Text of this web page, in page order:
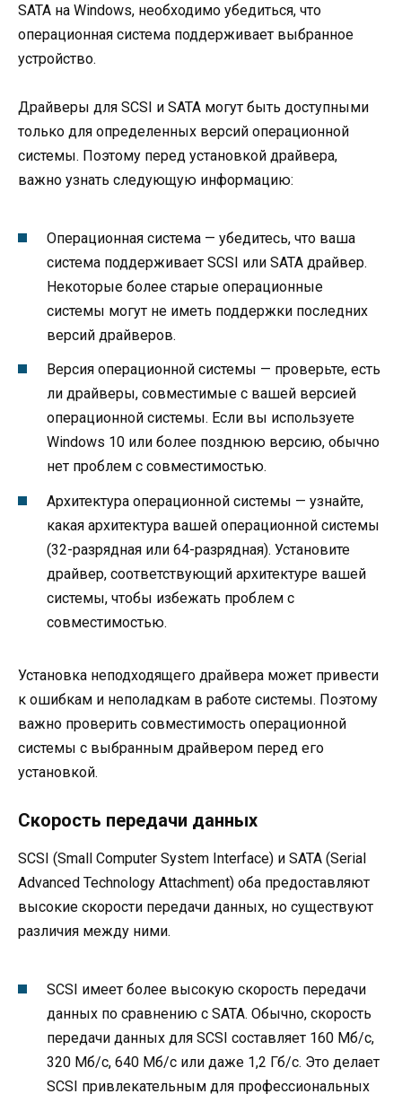
SATA на Windows, необходимо убедиться, что
операционная система поддерживает выбранное
устройство.
Драйверы для SCSI и SATA могут быть доступными
только для определенных версий операционной
системы. Поэтому перед установкой драйвера,
важно узнать следующую информацию:
Операционная система — убедитесь, что ваша
система поддерживает SCSI или SATA драйвер.
Некоторые более старые операционные
системы могут не иметь поддержки последних
версий драйверов.
Версия операционной системы — проверьте, есть
ли драйверы, совместимые с вашей версией
операционной системы. Если вы используете
Windows 10 или более позднюю версию, обычно
нет проблем с совместимостью.
Архитектура операционной системы — узнайте,
какая архитектура вашей операционной системы
(32-разрядная или 64-разрядная). Установите
драйвер, соответствующий архитектуре вашей
системы, чтобы избежать проблем с
совместимостью.
Установка неподходящего драйвера может привести
к ошибкам и неполадкам в работе системы. Поэтому
важно проверить совместимость операционной
системы с выбранным драйвером перед его
установкой.
Скорость передачи данных
SCSI (Small Computer System Interface) и SATA (Serial
Advanced Technology Attachment) оба предоставляют
высокие скорости передачи данных, но существуют
различия между ними.
SCSI имеет более высокую скорость передачи
данных по сравнению с SATA. Обычно, скорость
передачи данных для SCSI составляет 160 Мб/с,
320 Мб/с, 640 Мб/с или даже 1,2 Гб/с. Это делает
SCSI привлекательным для профессиональных